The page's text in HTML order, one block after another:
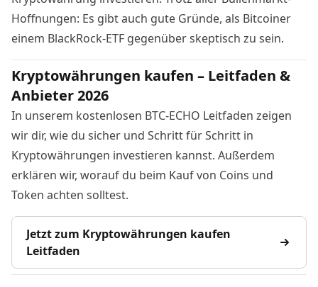
Hoffnungen: Es gibt auch gute Gründe, als Bitcoiner
einem BlackRock-ETF gegenüberskeptisch zu sein.
Kryptowährungen kaufen – Leitfaden &
Anbieter 2026
In unserem kostenlosen BTC-ECHO Leitfaden zeigen
wir dir, wie du sicher und Schritt für Schritt in
Kryptowährungen investieren kannst. Außerdem
erklären wir, worauf du beim Kauf von Coins und
Token achten solltest.
Jetzt zum Kryptowährungen kaufen
Leitfaden